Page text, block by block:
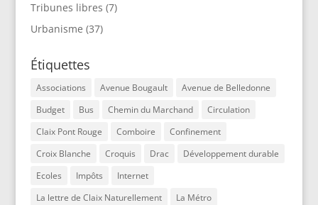
Tribunes libres (7)
Urbanisme (37)
Étiquettes
Associations Avenue Bougault
Avenue de Belledonne
Budget
Bus Chemin du Marchand
Circulation
Claix Pont Rouge
Comboire
Confinement
Croix Blanche
Croquis Drac
Développement durable
Ecoles
Impôts
Internet
La lettre de Claix Naturellement
La Métro